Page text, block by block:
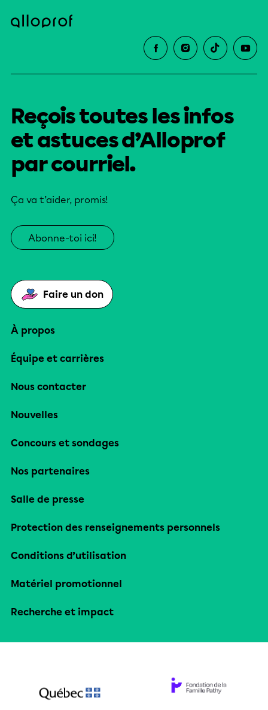
Reçois toutes les infos
et astuces d’Alloprof
par courriel.
Ça va t’aider, promis!
Abonne-toi ici!
Faire un don
À propos
Équipe et carrières
Nous contacter
Nouvelles
Concours et sondages
Nos partenaires
Salle de presse
Protection des renseignements personnels
Conditions d’utilisation
Matériel promotionnel
Recherche et impact